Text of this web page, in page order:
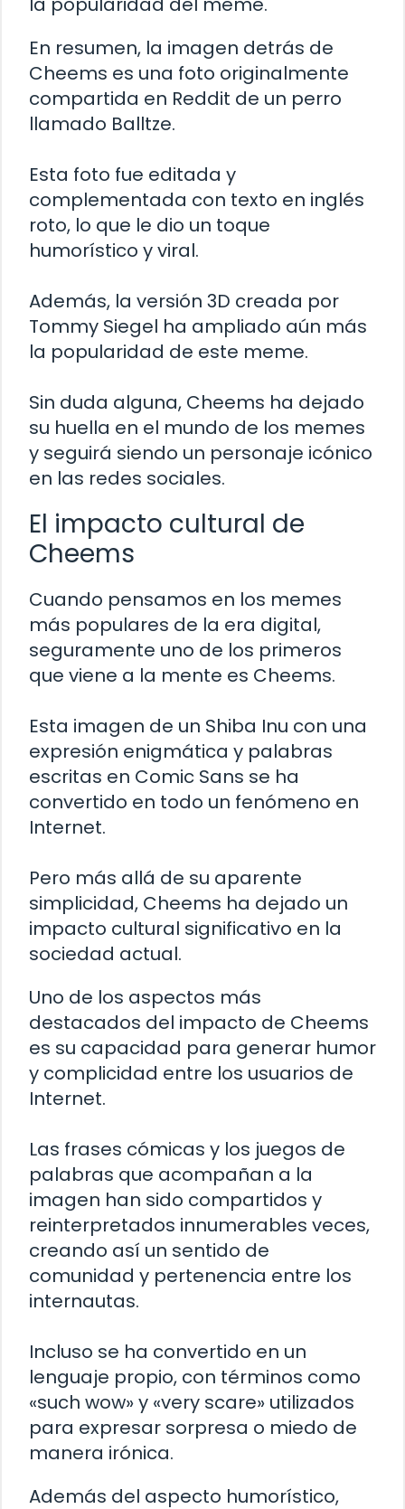
En resumen, la imagen detrás de
Cheems es una foto originalmente
compartida en Reddit de un perro
llamado Balltze.
Esta foto fue editada y
complementada con texto en inglés
roto, lo que le dio un toque
humorístico y viral.
Además, la versión 3D creada por
Tommy Siegel ha ampliado aún más
la popularidad de este meme.
Sin duda alguna, Cheems ha dejado
su huella en el mundo de los memes
y seguirá siendo un personaje icónico
en las redes sociales.
El impacto cultural de
Cheems
Cuando pensamos en los memes
más populares de la era digital,
seguramente uno de los primeros
que viene a la mente es Cheems.
Esta imagen de un Shiba Inu con una
expresión enigmática y palabras
escritas en Comic Sans se ha
convertido en todo un fenómeno en
Internet.
Pero más allá de su aparente
simplicidad, Cheems ha dejado un
impacto cultural significativo en la
sociedad actual.
Uno de los aspectos más
destacados del impacto de Cheems
es su capacidad para generar humor
y complicidad entre los usuarios de
Internet.
Las frases cómicas y los juegos de
palabras que acompañan a la
imagen han sido compartidos y
reinterpretados innumerables veces,
creando así un sentido de
comunidad y pertenencia entre los
internautas.
Incluso se ha convertido en un
lenguaje propio, con términos como
«such wow» y «very scare» utilizados
para expresar sorpresa o miedo de
manera irónica.
Además del aspecto humorístico,